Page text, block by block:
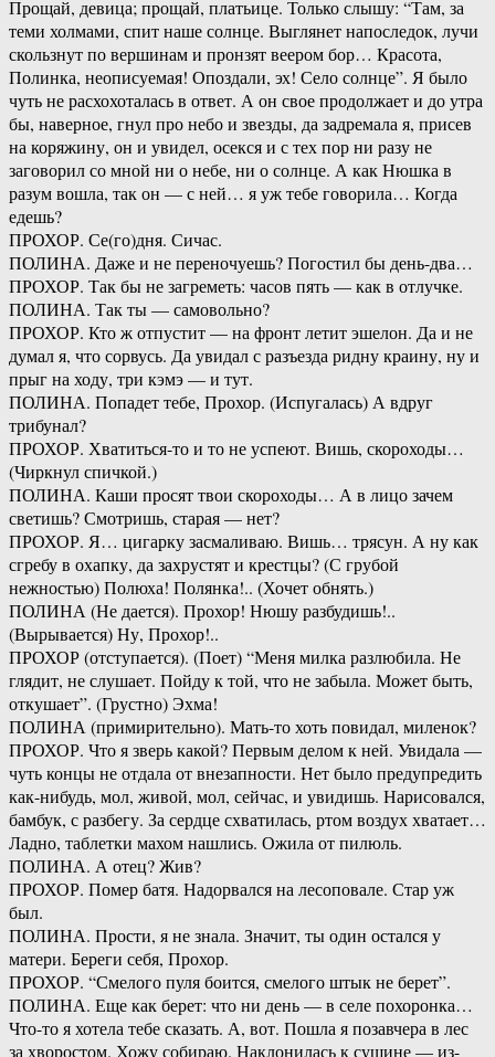
Прощай, девица; прощай, платьице. Только слышу: “Там, за
теми холмами, спит наше солнце. Выглянет напоследок, лучи
скользнут по вершинам и пронзят веером бор… Красота,
Полинка, неописуемая! Опоздали, эх! Село солнце”. Я было
чуть не расхохоталась в ответ. А он свое продолжает и до утра
бы, наверное, гнул про небо и звезды, да задремала я, присев
на коряжину, он и увидел, осекся и с тех пор ни разу не
заговорил со мной ни о небе, ни о солнце. А как Нюшка в
разум вошла, так он — с ней… я уж тебе говорила… Когда
едешь?
ПРОХОР. Се(го)дня. Сичас.
ПОЛИНА. Даже и не переночуешь? Погостил бы день-два…
ПРОХОР. Так бы не загреметь: часов пять — как в отлучке.
ПОЛИНА. Так ты — самовольно?
ПРОХОР. Кто ж отпустит — на фронт летит эшелон. Да и не
думал я, что сорвусь. Да увидал с разъезда ридну краину, ну и
прыг на ходу, три кэмэ — и тут.
ПОЛИНА. Попадет тебе, Прохор. (Испугалась) А вдруг
трибунал?
ПРОХОР. Хватиться-то и то не успеют. Вишь, скороходы…
(Чиркнул спичкой.)
ПОЛИНА. Каши просят твои скороходы… А в лицо зачем
светишь? Смотришь, старая — нет?
ПРОХОР. Я… цигарку засмаливаю. Вишь… трясун. А ну как
сгребу в охапку, да захрустят и крестцы? (С грубой
нежностью) Полюха! Полянка!.. (Хочет обнять.)
ПОЛИНА (Не дается). Прохор! Нюшу разбудишь!..
(Вырывается) Ну, Прохор!..
ПРОХОР (отступается). (Поет) “Меня милка разлюбила. Не
глядит, не слушает. Пойду к той, что не забыла. Может быть,
откушает”. (Грустно) Эхма!
ПОЛИНА (примирительно). Мать-то хоть повидал, миленок?
ПРОХОР. Что я зверь какой? Первым делом к ней. Увидала —
чуть концы не отдала от внезапности. Нет было предупредить
как-нибудь, мол, живой, мол, сейчас, и увидишь. Нарисовался,
бамбук, с разбегу. За сердце схватилась, ртом воздух хватает…
Ладно, таблетки махом нашлись. Ожила от пилюль.
ПОЛИНА. А отец? Жив?
ПРОХОР. Помер батя. Надорвался на лесоповале. Стар уж
был.
ПОЛИНА. Прости, я не знала. Значит, ты один остался у
матери. Береги себя, Прохор.
ПРОХОР. “Смелого пуля боится, смелого штык не берет”.
ПОЛИНА. Еще как берет: что ни день — в селе похоронка…
Что-то я хотела тебе сказать. А, вот. Пошла я позавчера в лес
за хворостом. Хожу собираю. Наклонилась к сушине — из-